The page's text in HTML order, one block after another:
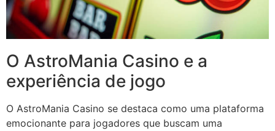
O AstroMania Casino e a
experiência de jogo
O AstroMania Casino se destaca como uma plataforma
emocionante para jogadores que buscam uma